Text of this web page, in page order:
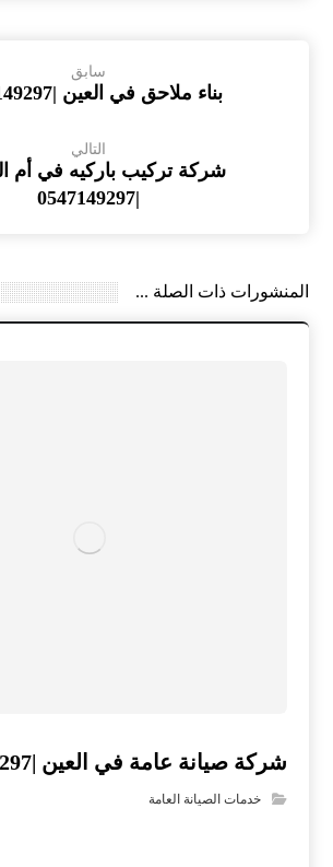
سابق
بناء ملاحق في العين |0547149297
التالي
شركة تركيب باركيه في أم
|0547149297
المنشورات ذات الصلة ...
شركة صيانة عامة في العين |0547149297
خدمات الصيانة العامة